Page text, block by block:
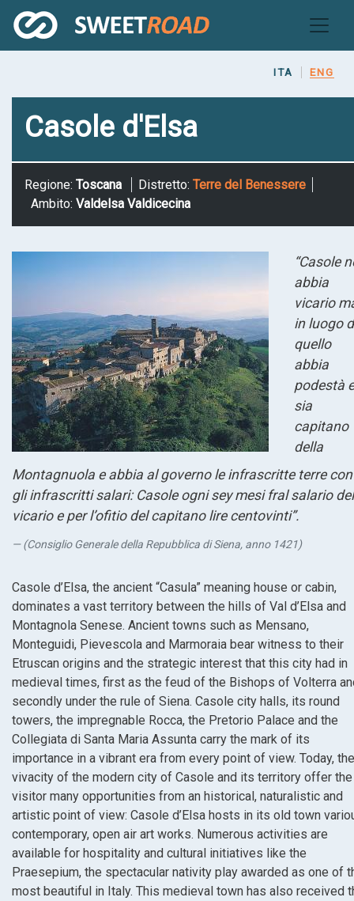
to
main
ITA ENG
Casole d'Elsa
Regione: Toscana Distretto: Terre del Benessere
Ambito: Valdelsa Valdicecina
“Casole
abbia
vicario
in luogo
quello
abbia
podestà e
sia
capitano
della
Montagnuola e abbia al governo le infrascritte terre con
gli infrascritti salari: Casole ogni sey mesi fral salario del
vicario e per l’ofitio del capitano lire centovinti”.
(Consiglio Generale della Repubblica di Siena, anno 1421)
Casole d’Elsa, the ancient “Casula” meaning house or cabin,
dominates a vast territory between the hills of Val d’Elsa and
Montagnola Senese. Ancient towns such as Mensano,
Monteguidi, Pievescola and Marmoraia bear witness to their
Etruscan origins and the strategic interest that this city had in
medieval times, first as the feud of the Bishops of Volterra
secondly under the rule of Siena. Casole city halls, its round
towers, the impregnable Rocca, the Pretorio Palace and the
Collegiata di Santa Maria Assunta carry the mark of its
importance in a vibrant era from every point of view. Today, the
vivacity of the modern city of Casole and its territory offer the
visitor many opportunities from an historical, naturalistic and
artistic point of view: Casole d’Elsa hosts in its old town
contemporary, open air art works. Numerous activities are
available for hospitality and cultural initiatives like the
Praesepium, the spectacular nativity play awarded as one of
most beautiful in Italy. This medieval town has also received